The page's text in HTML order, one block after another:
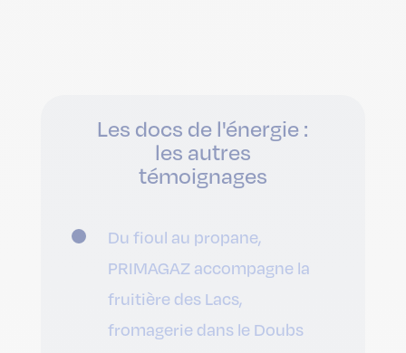
Les docs de l'énergie :
les autres
témoignages
Du fioul au propane,
PRIMAGAZ accompagne la
fruitière des Lacs,
fromagerie dans le Doubs